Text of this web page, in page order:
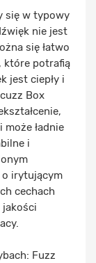
się w typowy
nie jest
się łatwo
które potrafią
jest ciepły i
Box
ładnie
i
o irytującym
cechach
jakości
Fuzz